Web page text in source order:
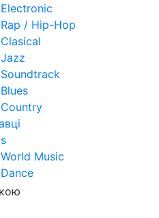
Electronic
Rap / Hip-Hop
Clasical
Jazz
Soundtrack
Blues
Country
World Music
Dance